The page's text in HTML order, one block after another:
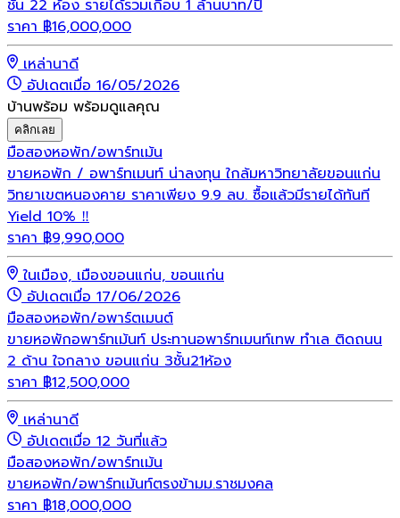
ชั้น 22 ห้อง รายได้รวมเกือบ 1 ล้านบาท/ปี
ราคา ฿16,000,000
เหล่านาดี
อัปเดตเมื่อ 16/05/2026
บ้านพร้อม พร้อมดูแลคุณ
คลิกเลย
มือสองหอพัก/อพาร์ทเม้น
ขายหอพัก / อพาร์ทเมนท์ น่าลงทุน ใกล้มหาวิทยาลัยขอนแก่น
วิทยาเขตหนองคาย ราคาเพียง 9.9 ลบ. ซื้อแล้วมีรายได้ทันที
Yield 10% ‼️
ราคา ฿9,990,000
ในเมือง, เมืองขอนแก่น, ขอนแก่น
อัปเดตเมื่อ 17/06/2026
มือสองหอพัก/อพาร์ตเมนต์
ขายหอพักอพาร์ทเม้นท์ ประทานอพาร์ทเมนท์เทพ ทำเล ติดถนน
2 ด้าน ใจกลาง ขอนแก่น 3ชั้น21ห้อง
ราคา ฿12,500,000
เหล่านาดี
อัปเดตเมื่อ 12 วันที่แล้ว
มือสองหอพัก/อพาร์ทเม้น
ขายหอพัก/อพาร์ทเม้นท์ตรงข้ามม.ราชมงคล
ราคา ฿18,000,000